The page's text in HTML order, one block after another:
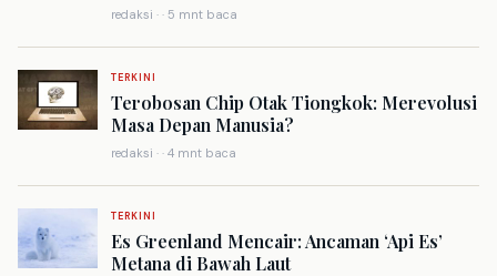
redaksi · · 5 mnt baca
TERKINI
Terobosan Chip Otak Tiongkok: Merevolusi
Masa Depan Manusia?
redaksi · · 4 mnt baca
TERKINI
Es Greenland Mencair: Ancaman ‘Api Es’
Metana di Bawah Laut